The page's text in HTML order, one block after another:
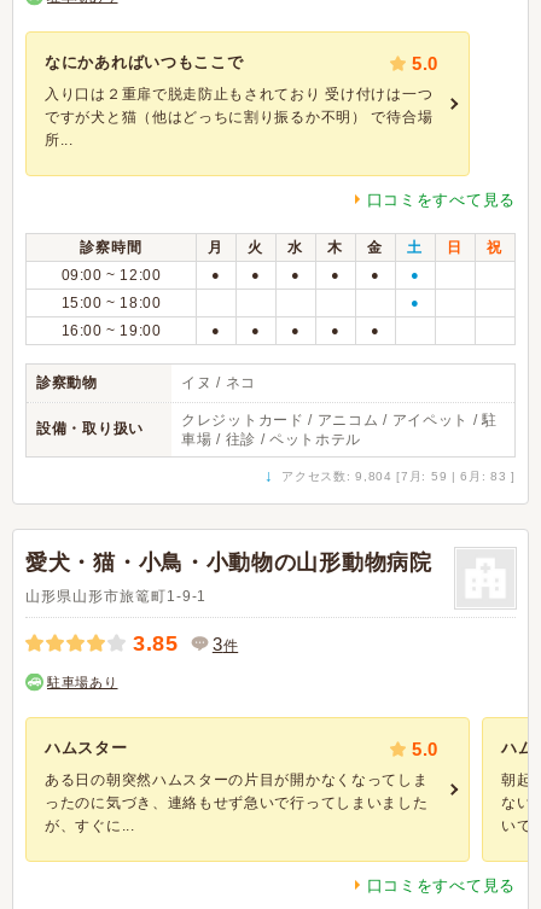
なにかあればいつもここで 5.0
入り口は２重扉で脱走防止もされており 受け付けは一つ
ですが犬と猫（他はどっちに割り振るか不明） で待合場
所...
口コミをすべて見る
診察時間 月 火 水 木 金 土 日
祝
09:00 ~ 12:00
● ● ● ● ● ●
15:00 ~ 18:00 ●
16:00 ~ 19:00 ● ● ● ● ●
診察動物 イヌ / ネコ
設備・取り扱い
クレジットカード / アニコム / アイペット / 駐
車場 / 往診 / ペットホテル
↓ アクセス数: 9,804 [7月: 59 | 6月: 83 ]
愛犬・猫・小鳥・小動物の山形動物病院
山形県山形市旅篭町1-9-1
3.85 3件
駐車場あり
ハムスター 5.0
ある日の朝突然ハムスターの片目が開かなくなってしま
ったのに気づき、連絡もせず急いで行ってしまいました
が、すぐに...
ハム
朝起
ない
いて
口コミをすべて見る